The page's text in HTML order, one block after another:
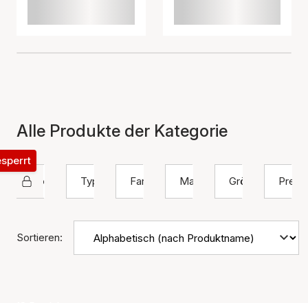
Alle Produkte der Kategorie
House Of Vincent
Typ
Farbe Material Größe Preis
Sortieren: